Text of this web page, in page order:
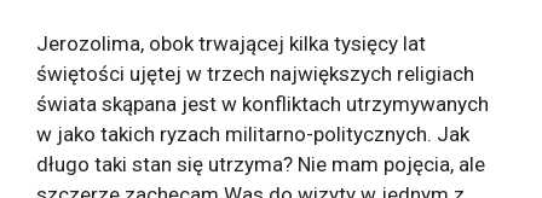
Jerozolima, obok trwającej kilka tysięcy lat
świętości ujętej w trzech największych religiach
świata skąpana jest w konfliktach utrzymywanych
w jako takich ryzach militarno-politycznych. Jak
długo taki stan się utrzyma? Nie mam pojęcia, ale